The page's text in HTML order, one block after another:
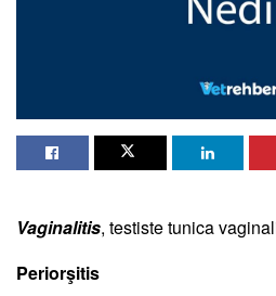
Vaginalitis, testiste tunica
Periorşitis